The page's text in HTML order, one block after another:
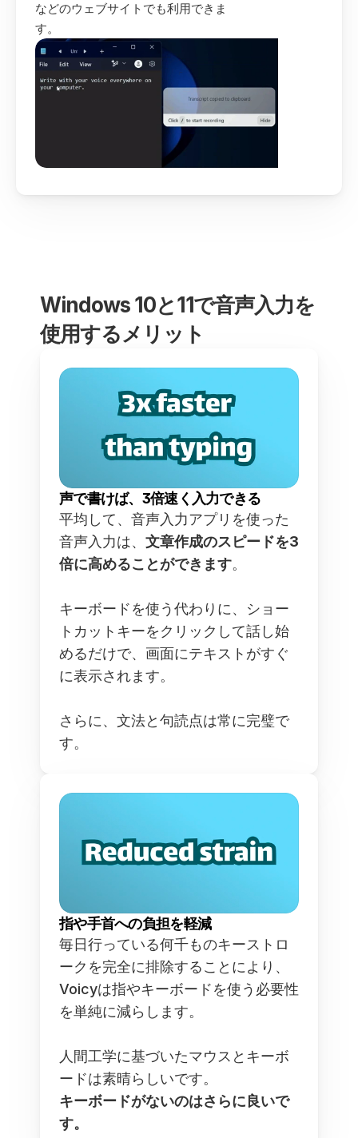
などのウェブサイトでも利用できま
す。
Windows 10と11で音声入力を
使用するメリット
声で書けば、3倍速く入力できる
平均して、音声入力アプリを使った
音声入力は、 文章作成のスピードを3
倍に高めることができます。
キーボードを使う代わりに、ショー
トカットキーをクリックして話し始
めるだけで、画面にテキストがすぐ
に表示されます。
さらに、文法と句読点は常に完璧で
す。
指や手首への負担を軽減
毎日行っている何千ものキーストロ
ークを完全に排除することにより、
Voicyは指やキーボードを使う必要性
を単純に減らします。
人間工学に基づいたマウスとキーボ
ードは素晴らしいです。
キーボードがないのはさらに良いで
す。